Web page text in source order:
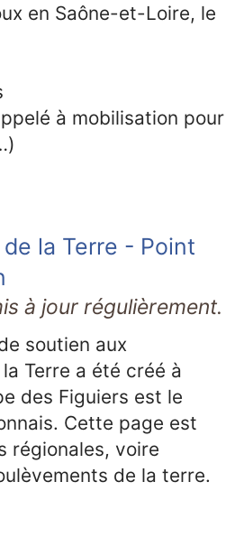
en Saône-et-Loire, le
à mobilisation pour
la Terre - Point
à jour régulièrement.
soutien aux
Terre a été créé à
des Figuiers est le
Cette page est
régionales, voire
de la terre.